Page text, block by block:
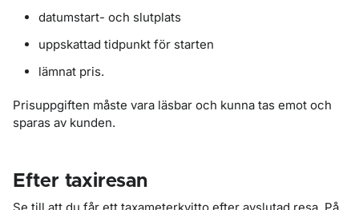
datumstart- och slutplats
uppskattad tidpunkt för starten
lämnat pris.
Prisuppgiften måste vara läsbar och kunna tas emot och
sparas av kunden.
Efter taxiresan